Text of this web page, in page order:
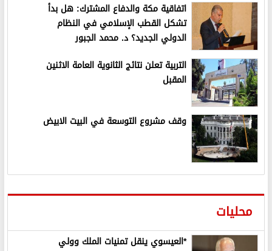
اتفاقية مكة والدفاع المشترك: هل بدأ
تشكل القطب الإسلامي في النظام
الدولي الجديد؟ د. محمد الجبور
التربية تعلن نتائج الثانوية العامة الاثنين
المقبل
وقف مشروع التوسعة في البيت الابيض
محليات
*العيسوي ينقل تمنيات الملك وولي